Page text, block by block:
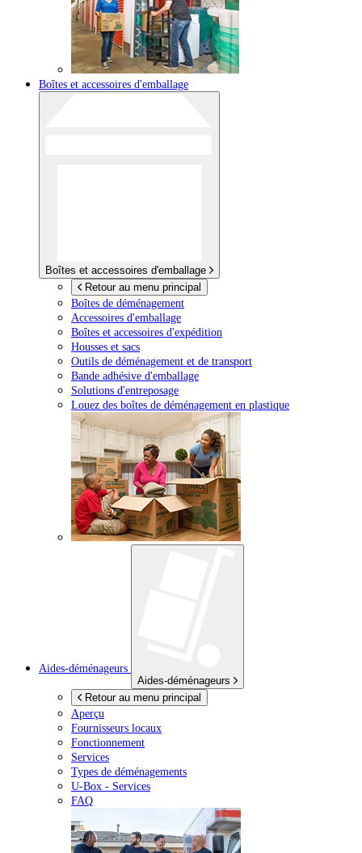
Boîtes et accessoires d'emballage
Boîtes et accessoires d'emballage
Retour au menu principal
Boîtes de déménagement
Accessoires d'emballage
Boîtes et accessoires d'expédition
Housses et sacs
Outils de déménagement et de transport
Bande adhésive d'emballage
Solutions d'entreposage
Louez des boîtes de déménagement en plastique
Aides-déménageurs
Aides-déménageurs
Retour au menu principal
Aperçu
Fournisseurs locaux
Fonctionnement
Services
Types de déménagements
U-Box - Services
FAQ